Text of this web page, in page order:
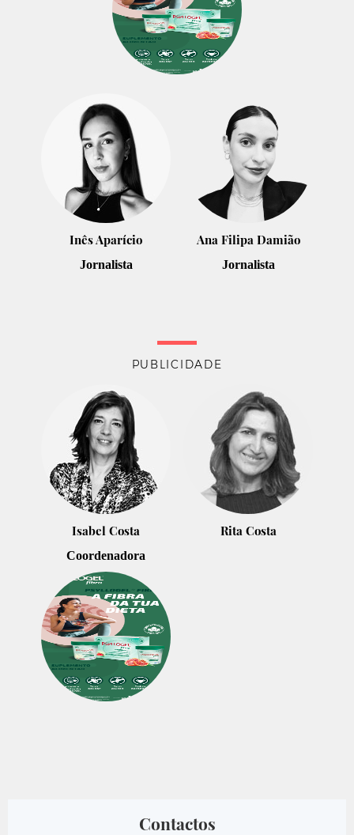
Inês Aparício
Jornalista
Ana Filipa Damião
Jornalista
PUBLICIDADE
Isabel Costa
Coordenadora
Rita Costa
Contactos